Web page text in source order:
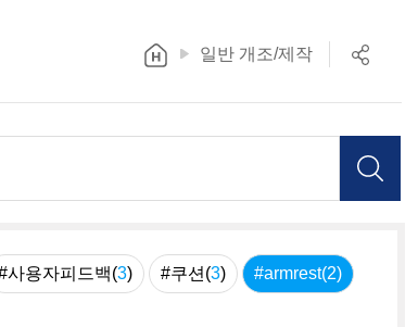
일반 개조/제작
사용자피드백(3) #쿠션(3) #armrest(2)